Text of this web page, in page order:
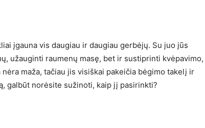
įgauna vis daugiau ir daugiau gerbėjų. Su juo jūs
užauginti raumenų masę, bet ir sustiprinti kvėpavimo,
maža, tačiau jis visiškai pakeičia bėgimo takelį ir
galbūt norėsite sužinoti, kaip jį pasirinkti?